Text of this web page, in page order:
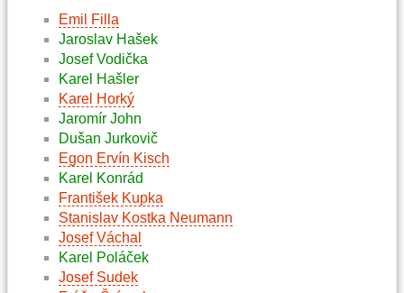
Emil Filla
Jaroslav Hašek
Josef Vodička
Karel Hašler
Karel Horký
Jaromír John
Dušan Jurkovič
Egon Ervín Kisch
Karel Konrád
František Kupka
Stanislav Kostka Neumann
Josef Váchal
Karel Poláček
Josef Sudek